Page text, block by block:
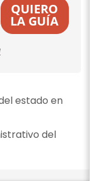
QUIERO
LA GUÍA
estado en
del